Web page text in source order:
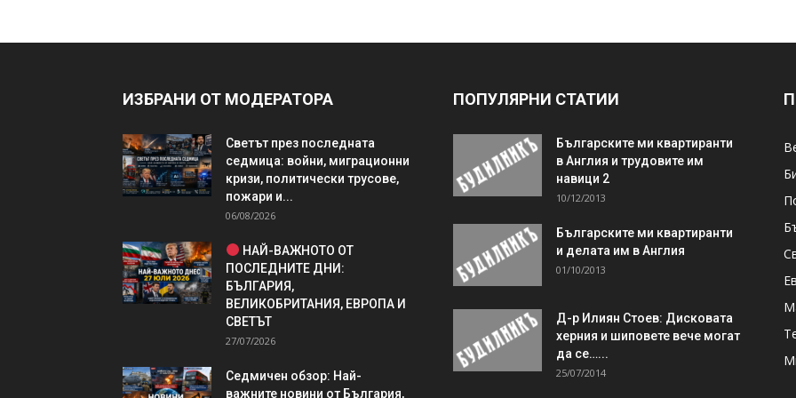
ИЗБРАНИ ОТ МОДЕРАТОРА
Светът през последната
седмица: войни, миграционни
кризи, политически трусове,
пожари и...
06/08/2026
НАЙ-ВАЖНОТО ОТ
ПОСЛЕДНИТЕ ДНИ:
БЪЛГАРИЯ,
ВЕЛИКОБРИТАНИЯ, ЕВРОПА И
СВЕТЪТ
27/07/2026
Седмичен обзор: Най-
важните новини от България,
ПОПУЛЯРНИ СТАТИИ
Българските ми квартиранти
в Англия и трудовите им
навици 2
10/12/2013
Българските ми квартиранти
и делата им в Англия
01/10/2013
Д-р Илиян Стоев: Дисковата
херния и шиповете вече могат
да се…...
25/07/2014